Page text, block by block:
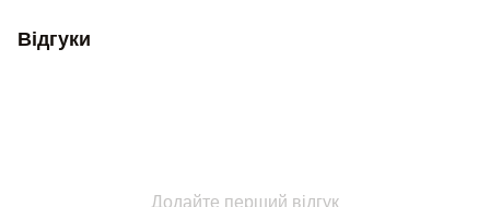
Відгуки
Додайте перший відгук